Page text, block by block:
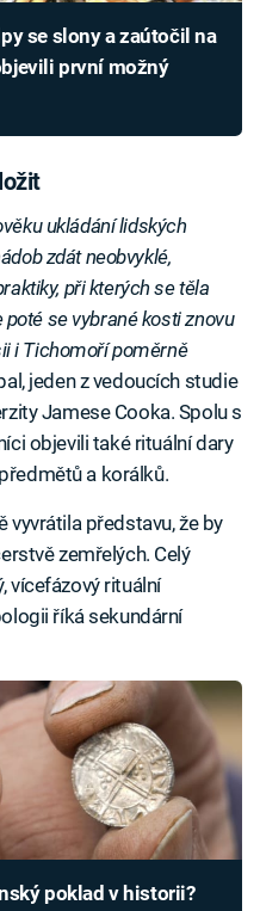
se slony a zaútočil na
první možný
ukládání lidských
zdát neobvyklé,
při kterých se těla
se vybrané kosti znovu
i Tichomoří poměrně
jeden z vedoucích studie
Jamese Cooka. Spolu s
objevili také rituální dary
a korálků.
vyvrátila představu, že by
zemřelých. Celý
vícefázový rituální
říká sekundární
poklad v historii?